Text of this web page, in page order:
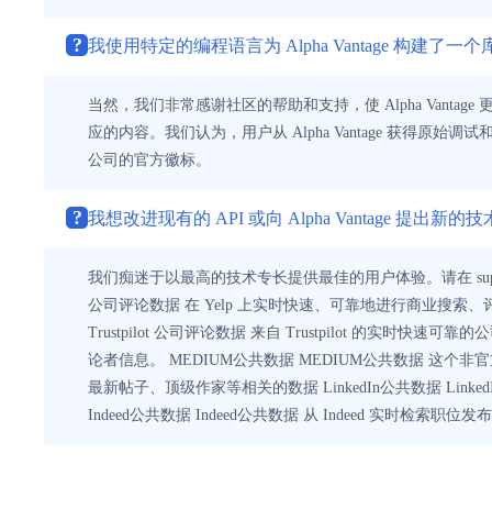
? 我使用特定的编程语言为 Alpha Vantage 构建了一
当然，我们非常感谢社区的帮助和支持，使 Alpha
应的内容。我们认为，用户从 Alpha Vantage 获得原始调
公司的官方徽标。
? 我想改进现有的 API 或向 Alpha Vantage 提出新的
我们痴迷于以最高的技术专长提供最佳的用户体验。请在
公司评论数据 在 Yelp 上实时快速、可靠地进行商业搜索
Trustpilot 公司评论数据 来自 Trustpilot 的实时快速可靠的
论者信息。 MEDIUM公共数据 MEDIUM公共数据 这个非
最新帖子、顶级作家等相关的数据 LinkedIn公共数据
Indeed公共数据 Indeed公共数据 从 Indeed 实时检索职位